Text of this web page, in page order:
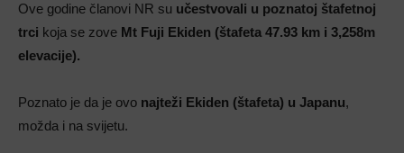
Ove godine članovi NR su učestvovali u poznatoj štafetnoj
trci koja se zove Mt Fuji Ekiden (štafeta 47.93 km i 3,258m
elevacije).
Poznato je da je ovo najteži Ekiden (štafeta) u Japanu,
možda i na svijetu.